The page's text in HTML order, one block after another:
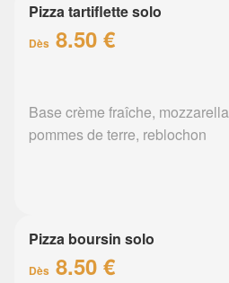
Pizza tartiflette solo
Dès 8.50 €
Base crème fraîche,
pommes de terre, reblochon
Pizza boursin solo
Dès 8.50 €